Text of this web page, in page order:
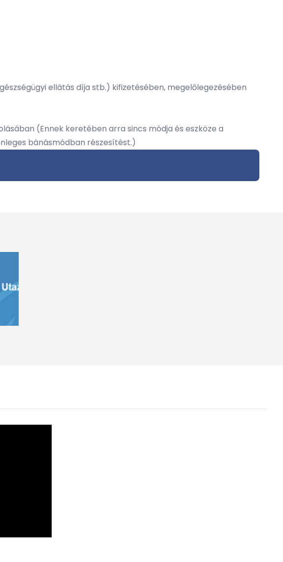
ellátás díja stb.) kifizetésében, megelőlegezésében
(Ennek keretében arra sincs módja és eszköze a
bánásmódban részesítést.)